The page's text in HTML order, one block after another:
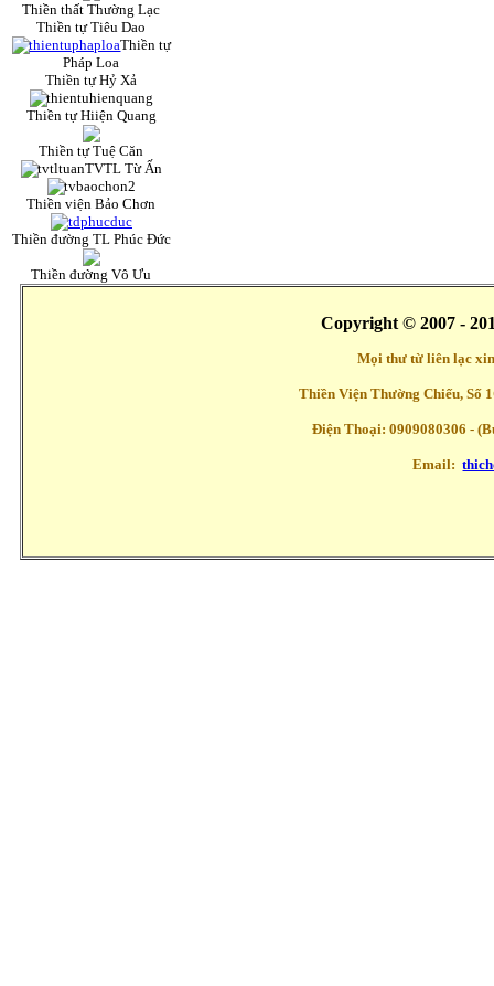
Thiền thất Thường Lạc
Thiền tự Tiêu Dao
Thiền tự
Pháp Loa
Thiền tự Hỷ Xả
Thiền tự Hiiện Quang
Thiền tự Tuệ Căn
TVTL Từ Ấn
Thiền viện Bảo Chơn
Thiền đường TL Phúc Đức
Thiền đường Vô Ưu
Copyright © 2007 -
Mọi thư từ liên lạc
Thiền Viện Thường Chiếu, Số
Điện Thoại: 0909080306 -
Email: